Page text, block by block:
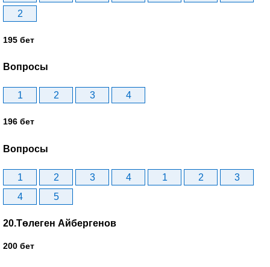
2
195 бет
Вопросы
1 2 3 4
196 бет
Вопросы
1 2 3 4 1 2
3
4
5
20.Төлеген Айбергенов
200 бет